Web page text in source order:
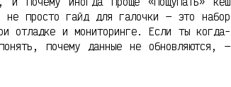
просто гайд для галочки — это набор
отладке и мониторинге. Если ты когда-
почему данные не обновляются, —